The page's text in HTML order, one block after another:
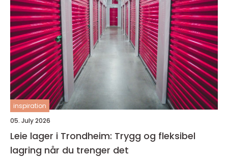
inspiration
05. July 2026
Leie lager i Trondheim: Trygg og fleksibel
lagring når du trenger det